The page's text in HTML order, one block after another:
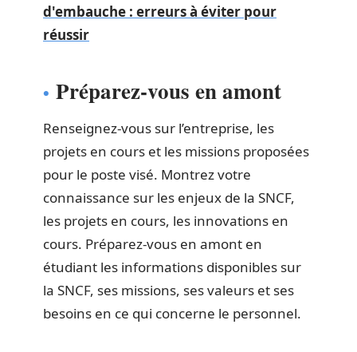
d'embauche : erreurs à éviter pour
réussir
Préparez-vous en amont
Renseignez-vous sur l’entreprise, les
projets en cours et les missions proposées
pour le poste visé. Montrez votre
connaissance sur les enjeux de la SNCF,
les projets en cours, les innovations en
cours. Préparez-vous en amont en
étudiant les informations disponibles sur
la SNCF, ses missions, ses valeurs et ses
besoins en ce qui concerne le personnel.